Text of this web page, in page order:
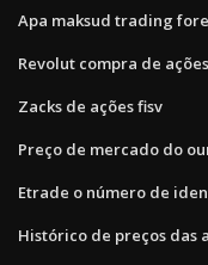
Apa maksud trading
Revolut compra de ações
Zacks de ações fisv
Preço de mercado do
Etrade o número de
Histórico de preços das